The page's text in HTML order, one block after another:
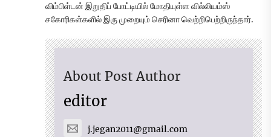
விம்பிள்டன் இறுதிப் போட்டியில் மோதியுள்ள வில்லியம்ஸ்
சகோரிகள்களில் இரு முறையும் செரினா வெற்றிபெற்றிருந்தார்.
About Post Author
editor
j.jegan2011@gmail.com